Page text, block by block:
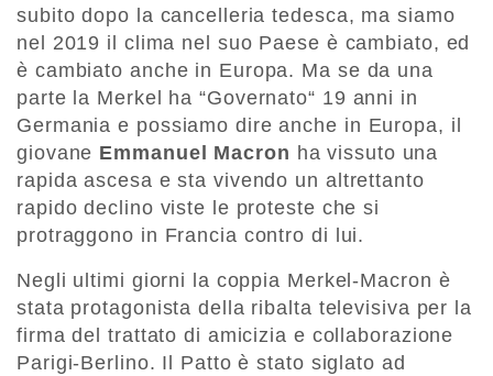
subito dopo la cancelleria tedesca, ma siamo
nel 2019 il clima nel suo Paese è cambiato, ed
è cambiato anche in Europa. Ma se da una
parte la Merkel ha “Governato“ 19 anni in
Germania e possiamo dire anche in Europa, il
giovane Emmanuel Macron ha vissuto una
rapida ascesa e sta vivendo un altrettanto
rapido declino viste le proteste che si
protraggono in Francia contro di lui.
Negli ultimi giorni la coppia Merkel-Macron è
stata protagonista della ribalta televisiva per la
firma del trattato di amicizia e collaborazione
Parigi-Berlino. Il Patto è stato siglato ad